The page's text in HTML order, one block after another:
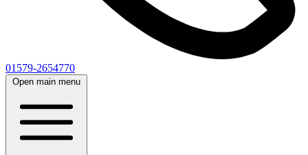
01579-2654770
Open main menu